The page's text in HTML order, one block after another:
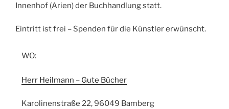
Innenhof (Arien) der Buchhandlung statt.
Eintritt ist frei – Spenden für die Künstler erwünscht.
WO:
Herr Heilmann – Gute Bücher
Karolinenstraße 22, 96049 Bamberg